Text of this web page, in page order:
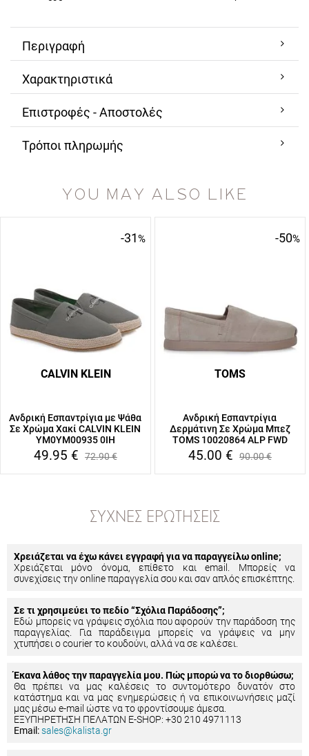
Περιγραφή
Χαρακτηριστικά
Επιστροφές - Αποστολές
Τρόποι πληρωμής
YOU MAY ALSO LIKE
-31%
CALVIN KLEIN
Ανδρική Εσπαντρίγια με Ψάθα
Σε Χρώμα Χακί CALVIN KLEIN
YM0YM00935 0IH
49.95 € 72.90€
-50%
TOMS
Ανδρική Εσπαντρίγια
Δερμάτινη Σε Χρώμα Μπεζ
TOMS 10020864 ALP FWD
45.00 € 90.00€
ΣΥΧΝΈΣ ΕΡΩΤΉΣΕΙΣ
Χρειάζεται να έχω κάνει εγγραφή για να παραγγείλω online;
Χρειάζεται μόνο όνομα, επίθετο και email. Μπορείς να
συνεχίσεις την online παραγγελία σου και σαν απλός επισκέπτης.
Σε τι χρησιμεύει το πεδίο “Σχόλια Παράδοσης”;
Εδώ μπορείς να γράψεις σχόλια που αφορούν την παράδοση της
παραγγελίας. Για παράδειγμα μπορείς να γράψεις να μην
χτυπήσει ο courier το κουδούνι, αλλά να σε καλέσει.
Έκανα λάθος την παραγγελία μου. Πώς μπορώ να το διορθώσω;
Θα πρέπει να μας καλέσεις το συντομότερο δυνατόν στο
κατάστημα και να μας ενημερώσεις ή να επικοινωνήσεις μαζί
μας μέσω e-mail ώστε να το φροντίσουμε άμεσα.
ΕΞΥΠΗΡΕΤΗΣΗ ΠΕΛΑΤΩΝ E-SHOP: +30 210 4971113
Email:sales@kalista.gr